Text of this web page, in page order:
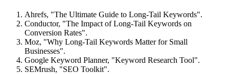
Ahrefs, "The Ultimate Guide to Long-Tail Keywords".
Conductor, "The Impact of Long-Tail Keywords on
Conversion Rates".
Moz, "Why Long-Tail Keywords Matter for Small
Businesses".
Google Keyword Planner, "Keyword Research Tool".
SEMrush, "SEO Toolkit".